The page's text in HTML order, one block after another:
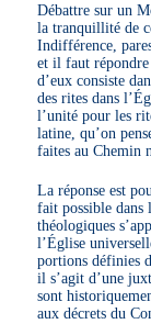
Débattre sur un
la tranquillité de
Indifférence,
et il faut répondre
d’eux consiste
des rites dans
l’unité pour les
latine, qu’on
faites au Chemin
La réponse est
fait possible dans
théologiques
l’Église
portions définies
il s’agit d’une
sont
aux décrets du